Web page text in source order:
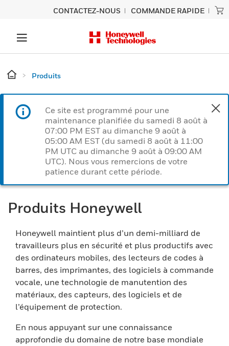
CONTACTEZ-NOUS COMMANDE RAPIDE
Produits
Ce site est programmé pour une
maintenance planifiée du samedi 8 août à
07:00 PM EST au dimanche 9 août à
05:00 AM EST (du samedi 8 août à 11:00
PM UTC au dimanche 9 août à 09:00 AM
UTC). Nous vous remercions de votre
patience durant cette période.
Produits Honeywell
Honeywell maintient plus d’un demi-milliard de
travailleurs plus en sécurité et plus productifs avec
des ordinateurs mobiles, des lecteurs de codes à
barres, des imprimantes, des logiciels à commande
vocale, une technologie de manutention des
matériaux, des capteurs, des logiciels et de
l’équipement de protection.
En nous appuyant sur une connaissance
approfondie du domaine de notre base mondiale